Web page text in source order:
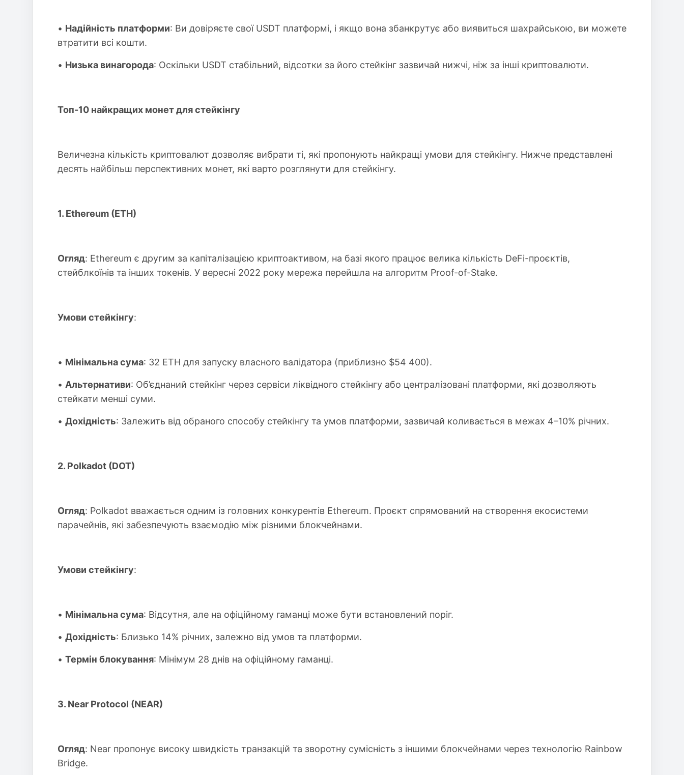
• Надійність платформи: Ви довіряєте свої USDT платформі, і якщо вона збанкрутує або виявиться шахрайською, ви можете
втратити всі кошти.
• Низька винагорода: Оскільки USDT стабільний, відсотки за його стейкінг зазвичай нижчі, ніж за інші криптовалюти.
Топ-10 найкращих монет для стейкінгу
Величезна кількість криптовалют дозволяє вибрати ті, які пропонують найкращі умови для стейкінгу. Нижче представлені
десять найбільш перспективних монет, які варто розглянути для стейкінгу.
1. Ethereum (ETH)
Огляд: Ethereum є другим за капіталізацією криптоактивом, на базі якого працює велика кількість DeFi-проєктів,
стейблкоїнів та інших токенів. У вересні 2022 року мережа перейшла на алгоритм Proof-of-Stake.
Умови стейкінгу:
• Мінімальна сума: 32 ETH для запуску власного валідатора (приблизно $54 400).
• Альтернативи: Об’єднаний стейкінг через сервіси ліквідного стейкінгу або централізовані платформи, які дозволяють
стейкати менші суми.
• Дохідність: Залежить від обраного способу стейкінгу та умов платформи, зазвичай коливається в межах 4–10% річних.
2. Polkadot (DOT)
Огляд: Polkadot вважається одним із головних конкурентів Ethereum. Проєкт спрямований на створення екосистеми
парачейнів, які забезпечують взаємодію між різними блокчейнами.
Умови стейкінгу:
• Мінімальна сума: Відсутня, але на офіційному гаманці може бути встановлений поріг.
• Дохідність: Близько 14% річних, залежно від умов та платформи.
• Термін блокування: Мінімум 28 днів на офіційному гаманці.
3. Near Protocol (NEAR)
Огляд: Near пропонує високу швидкість транзакцій та зворотну сумісність з іншими блокчейнами через технологію Rainbow
Bridge.